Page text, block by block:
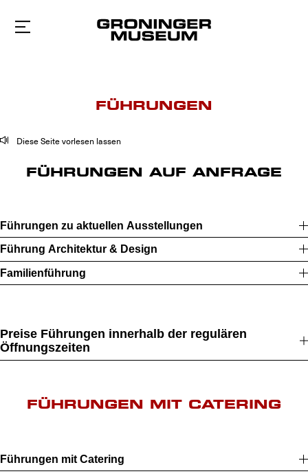
Zum
Hauptinhalt
FÜHRUNGEN
Diese Seite vorlesen lassen
FÜHRUNGEN AUF ANFRAGE
Führungen zu aktuellen Ausstellungen
Führung Architektur & Design
Familienführung
Preise Führungen innerhalb der regulären
Öffnungszeiten
FÜHRUNGEN MIT CATERING
Führungen mit Catering